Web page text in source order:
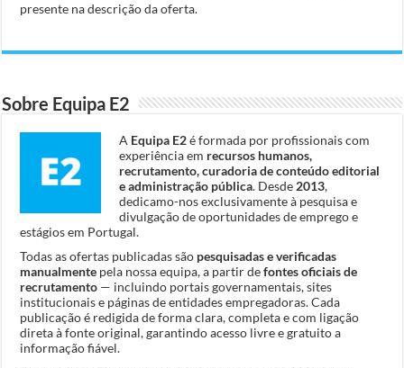
presente na descrição da oferta.
Sobre Equipa E2
A Equipa E2é formada por profissionais com
experiência em recursos humanos,
recrutamento, curadoria de conteúdo editorial
e administração pública. Desde 2013,
dedicamo-nos exclusivamente à pesquisa e
divulgação de oportunidades de emprego e
estágios em Portugal.
Todas as ofertas publicadas são pesquisadas e verificadas
manualmente pela nossa equipa, a partir defontes oficiais de
recrutamento — incluindo portais governamentais, sites
institucionais e páginas de entidades empregadoras. Cada
publicação é redigida de forma clara, completa e com ligação
direta à fonte original, garantindo acesso livre e gratuito a
informação fiável.